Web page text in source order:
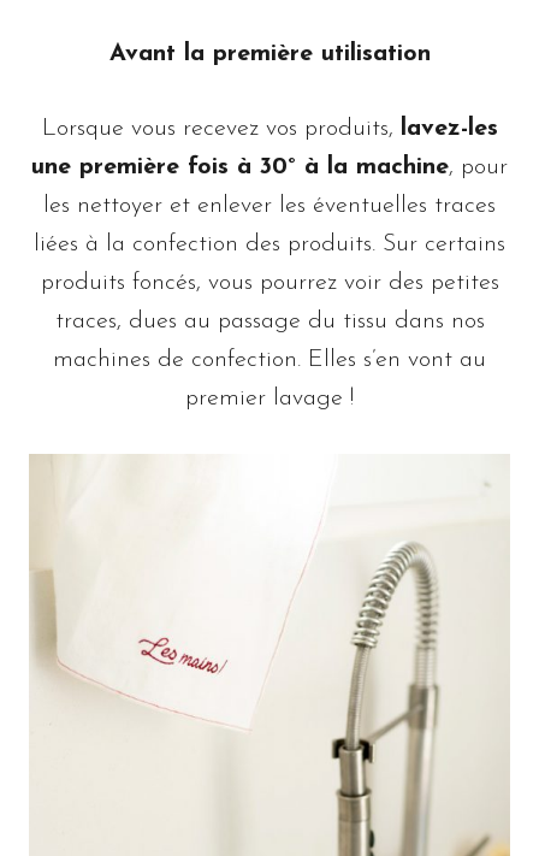
Avant la première utilisation
Lorsque vous recevez vos produits,
lavez-les
une première fois à 30° à la machine, pour
les nettoyer et enlever les éventuelles traces
liées à la confection des produits. Sur certains
produits foncés, vous pourrez voir des petites
traces, dues au passage du tissu dans nos
machines de confection. Elles s’en vont au
premier lavage !